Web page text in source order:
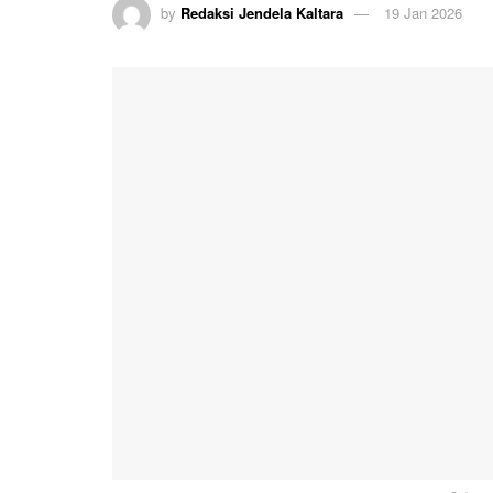
by Redaksi Jendela Kaltara 19 Jan 2026